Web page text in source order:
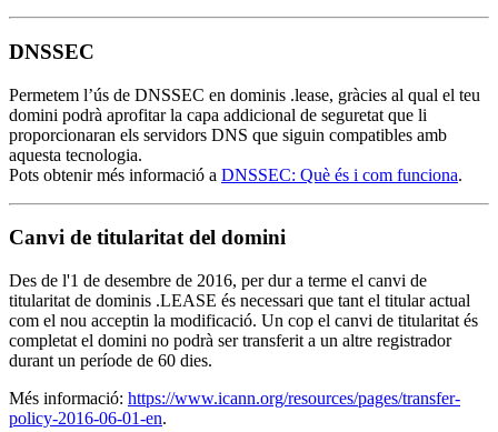
DNSSEC
Permetem l’ús de DNSSEC en dominis .lease, gràcies al qual el teu
domini podrà aprofitar la capa addicional de seguretat que li
proporcionaran els servidors DNS que siguin compatibles amb
aquesta tecnologia.
Pots obtenir més informació a DNSSEC: Què és i com funciona.
Canvi de titularitat del domini
Des de l'1 de desembre de 2016, per dur a terme el canvi de
titularitat de dominis .LEASE és necessari que tant el titular actual
com el nou acceptin la modificació. Un cop el canvi de titularitat és
completat el domini no podrà ser transferit a un altre registrador
durant un període de 60 dies.
Més informació: https://www.icann.org/resources/pages/transfer-
policy-2016-06-01-en.